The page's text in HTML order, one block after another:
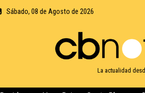
Sábado, 08 de Agosto de 2026
La actualidad